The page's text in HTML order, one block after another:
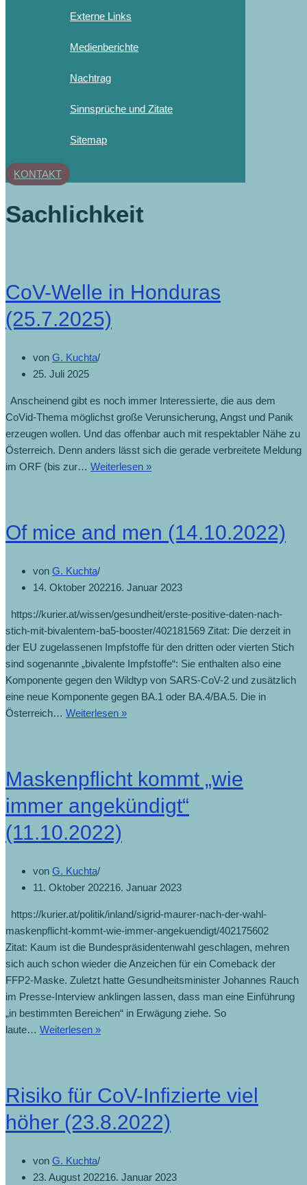
Externe Links
Medienberichte
Nachtrag
Sinnsprüche und Zitate
Sitemap
KONTAKT
Sachlichkeit
CoV-Welle in Honduras
(25.7.2025)
von G. Kuchta
25. Juli 2025
Anscheinend gibt es noch immer Interessierte, die aus dem
CoVid-Thema möglichst große Verunsicherung, Angst und Panik
erzeugen wollen. Und das offenbar auch mit respektabler Nähe zu
Österreich. Denn anders lässt sich die gerade verbreitete Meldung
im ORF (bis zur… Weiterlesen »
Of mice and men (14.10.2022)
von G. Kuchta
14. Oktober 202216. Januar 2023
https://kurier.at/wissen/gesundheit/erste-positive-daten-nach-
stich-mit-bivalentem-ba5-booster/402181569 Zitat: Die derzeit in
der EU zugelassenen Impfstoffe für den dritten oder vierten Stich
sind sogenannte „bivalente Impfstoffe“: Sie enthalten also eine
Komponente gegen den Wildtyp von SARS-CoV-2 und zusätzlich
eine neue Komponente gegen BA.1 oder BA.4/BA.5. Die in
Österreich… Weiterlesen »
Maskenpflicht kommt „wie
immer angekündigt“
(11.10.2022)
von G. Kuchta
11. Oktober 202216. Januar 2023
https://kurier.at/politik/inland/sigrid-maurer-nach-der-wahl-
maskenpflicht-kommt-wie-immer-angekuendigt/402175602
Zitat: Kaum ist die Bundespräsidentenwahl geschlagen, mehren
sich auch schon wieder die Anzeichen für ein Comeback der
FFP2-Maske. Zuletzt hatte Gesundheitsminister Johannes Rauch
im Presse-Interview anklingen lassen, dass man eine Einführung
„in bestimmten Bereichen“ in Erwägung ziehe. So
laute… Weiterlesen »
Risiko für CoV-Infizierte viel
höher (23.8.2022)
von G. Kuchta
23. August 202216. Januar 2023